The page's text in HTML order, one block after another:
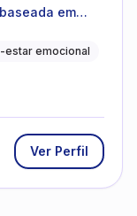
em
estar emocional
Ver Perfil